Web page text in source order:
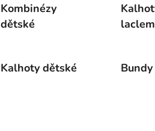
Kombinézy
dětské
Kalhoty dětské